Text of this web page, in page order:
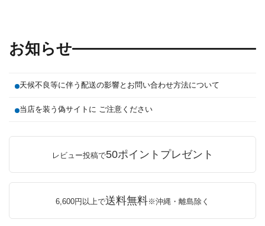
お知らせ
天候不良等に伴う配送の影響とお問い合わせ方法について
当店を装う偽サイトに ご注意ください
レビュー投稿で50ポイントプレゼント
6,600円以上で送料無料※沖縄・離島除く